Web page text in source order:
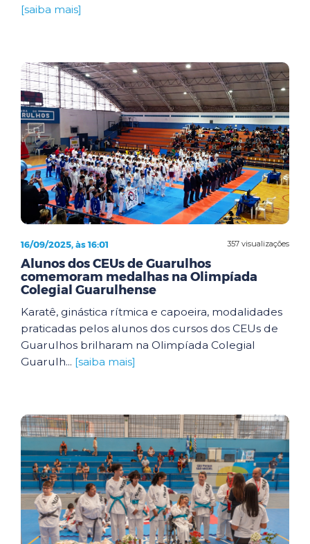
[saiba mais]
357 visualizações
16/09/2025, às 16:01
Alunos dos CEUs de Guarulhos
comemoram medalhas na Olimpíada
Colegial Guarulhense
Karatê, ginástica rítmica e capoeira, modalidades
praticadas pelos alunos dos cursos dos CEUs de
Guarulhos brilharam na Olimpíada Colegial
Guarulh... [saiba mais]